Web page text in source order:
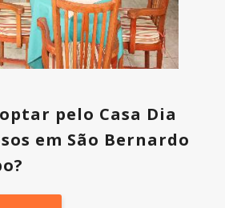
pelo Casa Dia
em São Bernardo